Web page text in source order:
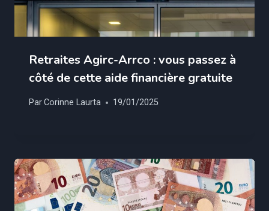
Retraites Agirc-Arrco : vous passez à
côté de cette aide financière gratuite
ParCorinne Laurta 19/01/2025